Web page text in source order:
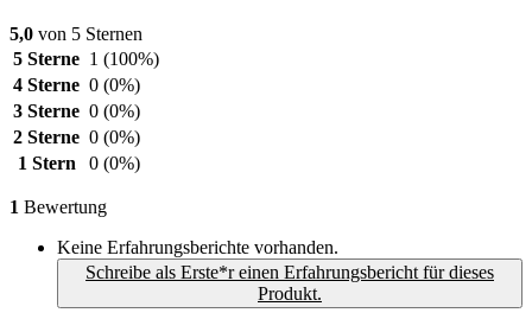
5,0 von 5 Sternen
5 Sterne 1 (100%)
4 Sterne 0 (0%)
3 Sterne 0 (0%)
2 Sterne 0 (0%)
1 Stern
0 (0%)
1 Bewertung
Keine Erfahrungsberichte vorhanden.
Schreibe als Erste*r einen Erfahrungsbericht für dieses
Produkt.